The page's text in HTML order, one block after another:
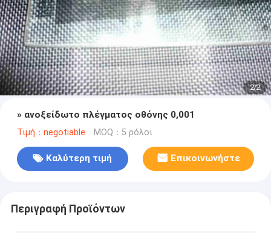
2/2
» ανοξείδωτο πλέγματος οθόνης 0,001
Τιμή：negotiable MOQ：5 ρόλοι
Καλύτερη τιμή Επικοινωνήστε
Περιγραφή Προϊόντων